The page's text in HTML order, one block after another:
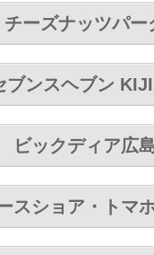
ーズナッツパー
ンスヘブン
ックディア広
ショア・トマ